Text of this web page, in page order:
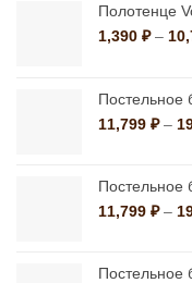
Полотенце
1,390 ₽ –
Постельное
11,799 ₽ –
Постельное
11,799 ₽ –
Постельное